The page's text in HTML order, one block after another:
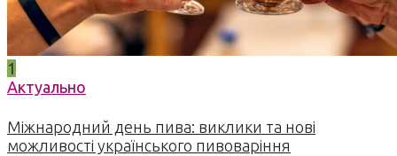
1
Актуально
Міжнародний день пива: виклики та нові
можливості українського пивоваріння